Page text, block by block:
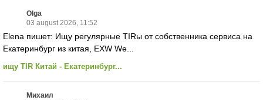
Olga
03 august 2026, 11:52
Elena пишет: Ищу регулярные TIRы от собственника сервиса на
Екатеринбург из китая, EXW We...
ищу TIR Китай - Екатеринбург...
Михаил